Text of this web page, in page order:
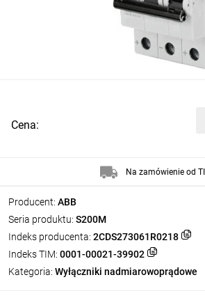
Producent: ABB
Seria produktu: S200M
Indeks producenta: 2CDS273061R0218
Indeks TIM: 0001-00021-39902
Kategoria: Wyłączniki nadmiarowoprądowe
Cena:
Na zamówienie od